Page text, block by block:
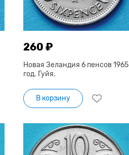
260 ₽
Новая Зеландия 6 пенсов 1965
год. Гуйя.
В корзину